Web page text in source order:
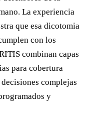
La experiencia
que esa dicotomia
con los
combinan capas
para cobertura
complejas
y